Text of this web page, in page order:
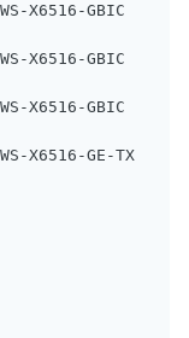
GBIC
GBIC
GBIC
GE-TX